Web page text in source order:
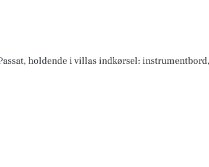
holdende i villas indkørsel: instrumentbord,